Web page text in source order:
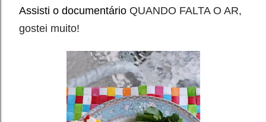
Assisti o documentário QUANDO FALTA O AR,
gostei muito!